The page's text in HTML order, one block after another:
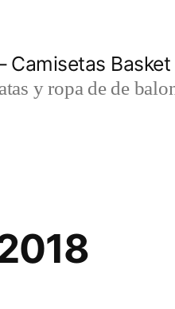
Camisetas Basket
y ropa de de